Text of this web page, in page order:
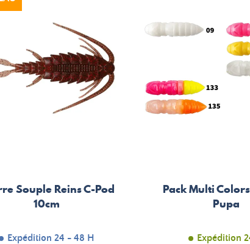
Souple Reins C-Pod
10cm
Expédition 24 - 48 H
Pack Multi
Pupa
Expédition